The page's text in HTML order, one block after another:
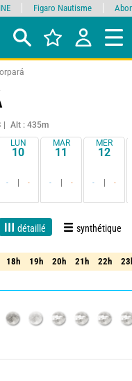
Alt : 435m
LUN
10
- -
MAR
11
- -
MER
12
- -
détaillé synthétique
Fiabilité 90%
18h 19h 20h 21h 22h
18h 19h 20h 21h 22h
Figaro Nautisme